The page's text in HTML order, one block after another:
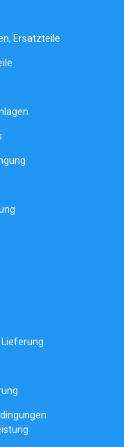
Ersatzteile